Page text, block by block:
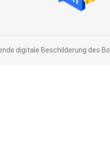
digitale Beschilderung des